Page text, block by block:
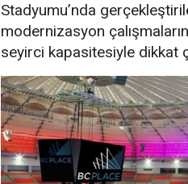
Stadyumu’nda
modernizasyon
seyirci kapasitesiyle dikkat